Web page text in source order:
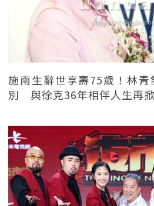
施南生辭世享壽75歲！林
別 與徐克36年相伴人生再